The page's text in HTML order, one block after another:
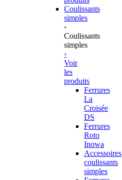
Coulissants
simples
‹
Coulissants
simples
›
Voir
les
produits
Ferrures
La
Croisée
DS
Ferrures
Roto
Inowa
Accessoires
coulissants
simples